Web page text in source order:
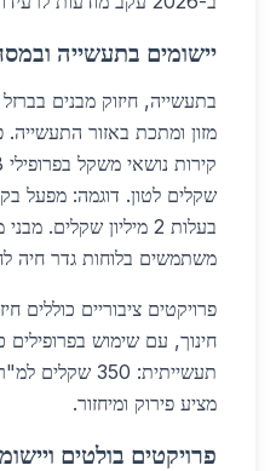
יישומים בתעשייה
בתעשייה, חיזוק מבנים
מזון ומתכת באזור התעשייה.
בעלות 2 מיליון
משתמשים בלוחות גדר חיה
פרויקטים ציבוריים כוללים
חינוך, עם שימוש
תעשייתית: 350 שקלים למ"ר.
מציע פירוק ומיחזור.
פרויקטים בולטים